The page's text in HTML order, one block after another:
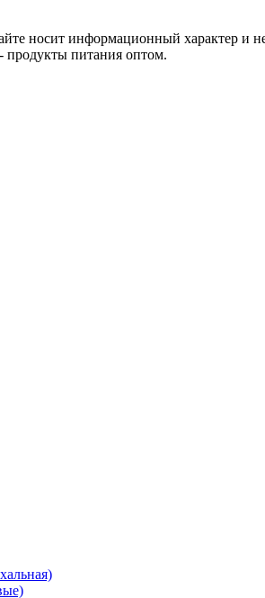
носит информационный характер и
питания оптом.